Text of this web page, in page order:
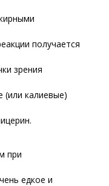
получается
зрения
(или калиевые)
при
едкое и